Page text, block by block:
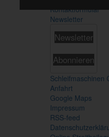
Kontaktformular
Newsletter
Newsletter
Abonnieren
Schleifmaschinen
Anfahrt
Google Maps
Impressum
RSS-feed